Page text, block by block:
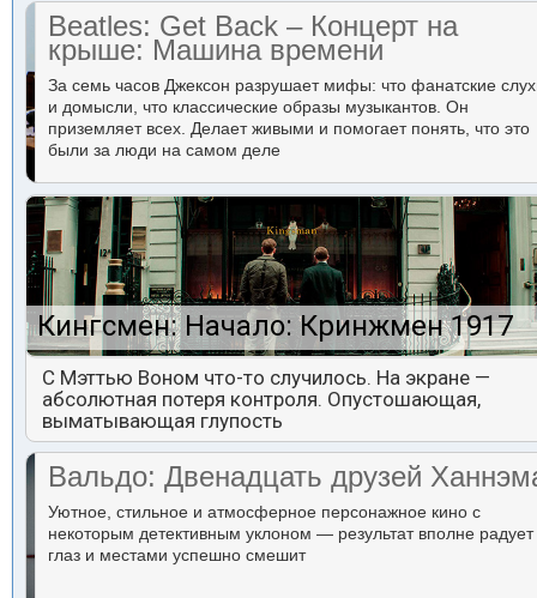
Beatles: Get Back – Концерт на
крыше: Машина времени
За семь часов Джексон разрушает мифы: что фанатские
и домысли, что классические образы музыкантов. Он
приземляет всех. Делает живыми и помогает понять, что это
были за люди на самом деле
Кингсмен: Начало: Кринжмен 1917
С Мэттью Воном что-то случилось. На экране —
абсолютная потеря контроля. Опустошающая,
выматывающая глупость
Вальдо: Двенадцать друзей
Уютное, стильное и атмосферное персонажное кино с
некоторым детективным уклоном — результат вполне радует
глаз и местами успешно смешит